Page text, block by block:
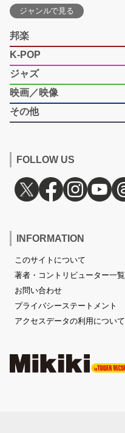
ジャンルで見る
邦楽
K-POP
ジャズ
映画／映像
その他
FOLLOW US
INFORMATION
このサイトについて
著者・コントリビューター一覧
お問い合わせ
プライバシーステートメント
アクセスデータの利用について